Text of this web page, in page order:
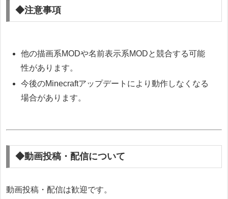
◆注意事項
他の描画系MODや名前表示系MODと競合する可能
性があります。
今後のMinecraftアップデートにより動作しなくなる
場合があります。
◆動画投稿・配信について
動画投稿・配信は歓迎です。